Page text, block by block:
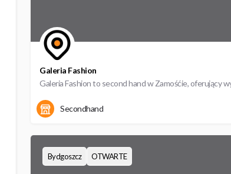
Galeria Fashion
Secondhand
Bydgoszcz OTWARTE